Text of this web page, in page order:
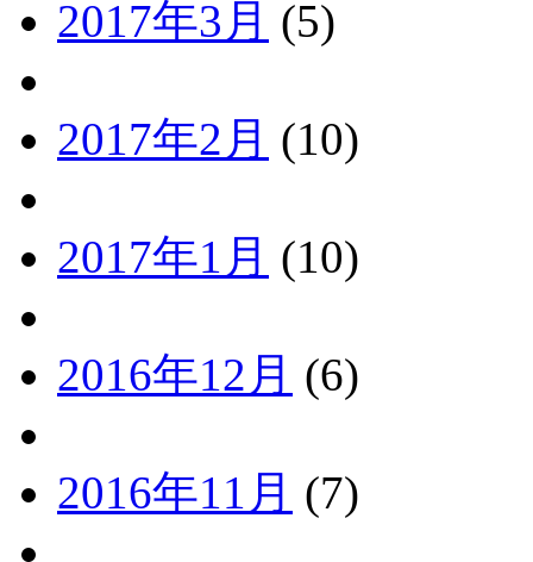
2017年3月 (5)
2017年2月 (10)
2017年1月 (10)
2016年12月 (6)
2016年11月 (7)